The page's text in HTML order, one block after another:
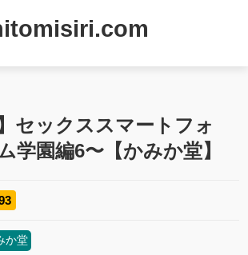
セックススマートフォ
学園編6〜【かみか堂】
か堂